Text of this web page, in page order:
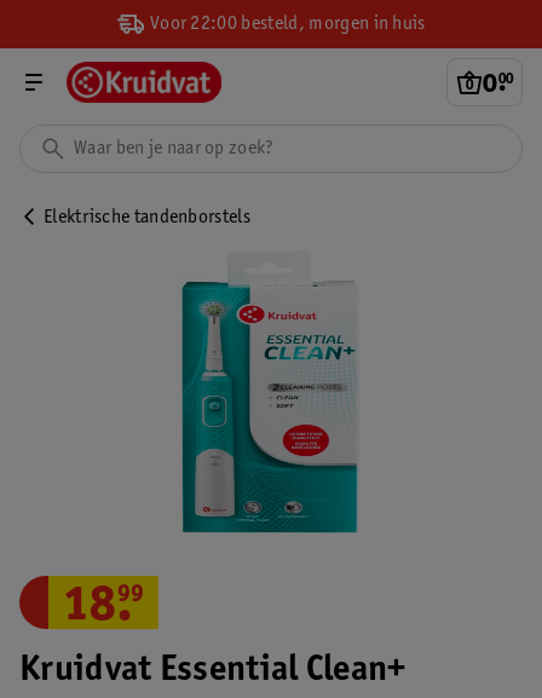
Voor 22:00 besteld, morgen in huis
0.
00
Elektrische tandenborstels
Kruidvat Essential Clean+
18.
99